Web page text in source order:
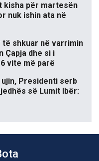
kisha për martesën
nuk ishin ata në
shkuar në varrimin
Çapja dhe si i
vite më parë
Presidenti serb
së Lumit Ibër: